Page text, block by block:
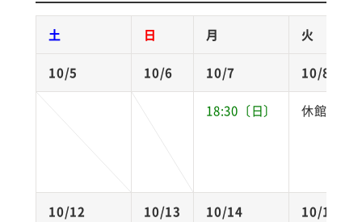
土 日 月 火
10/5 10/6 10/7 10/8
18:30〔日〕 休館
10/12 10/13 10/14 10/15